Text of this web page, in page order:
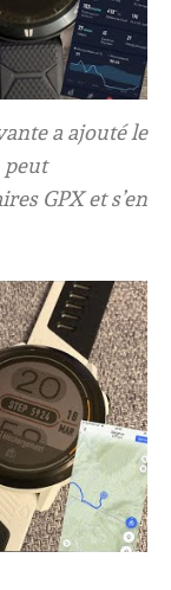
a ajouté le
peut
GPX et s’en